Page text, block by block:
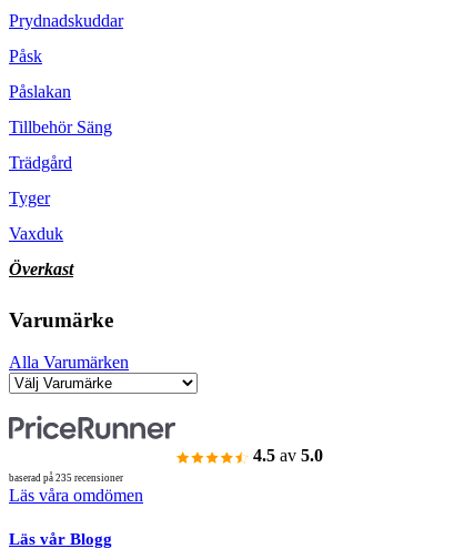
Prydnadskuddar
Påsk
Påslakan
Tillbehör Säng
Trädgård
Tyger
Vaxduk
Överkast
Varumärke
Alla Varumärken
4.5 av 5.0
baserad på 235 recensioner
Läs våra omdömen
Läs vår Blogg